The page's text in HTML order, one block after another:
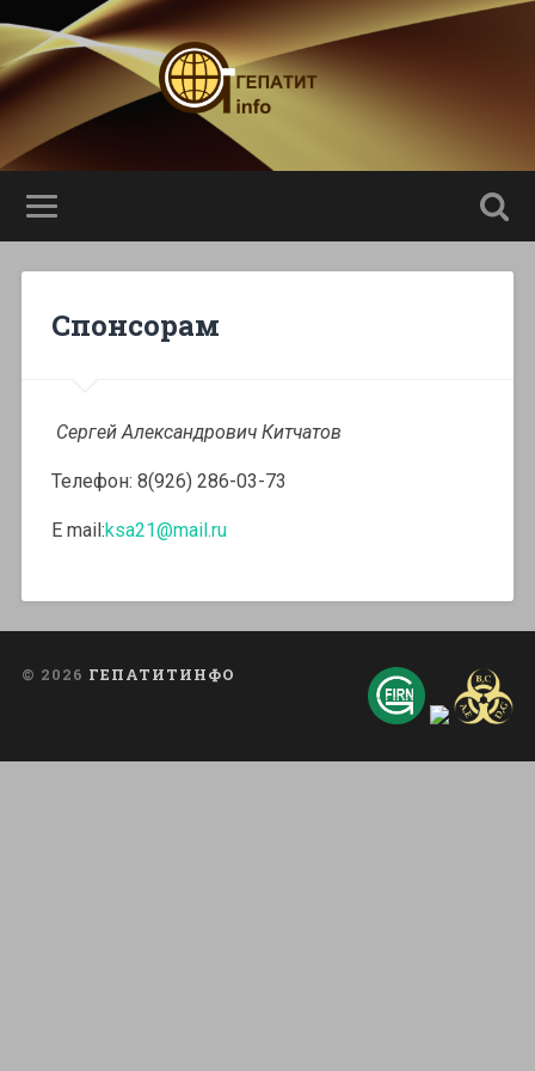
Спонсорам
Сергей Александрович Китчатов
Телефон: 8(926) 286-03-73
E mail:ksa21@mail.ru
© 2026 ГЕПАТИТИНФО